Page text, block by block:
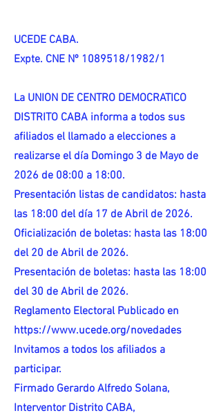
UCEDE CABA.
Expte. CNE Nº 1089518/1982/1
La UNION DE CENTRO DEMOCRATICO
DISTRITO CABA informa a todos sus
afiliados el llamado a elecciones a
realizarse el día Domingo 3 de Mayo de
2026 de 08:00 a 18:00.
Presentación listas de candidatos: hasta
las 18:00 del día 17 de Abril de 2026.
Oficialización de boletas: hasta las 18:00
del 20 de Abril de 2026.
Presentación de boletas: hasta las 18:00
del 30 de Abril de 2026.
Reglamento Electoral Publicado en
https://www.ucede.org/novedades
Invitamos a todos los afiliados a
participar.
Firmado Gerardo Alfredo Solana,
Interventor Distrito CABA,